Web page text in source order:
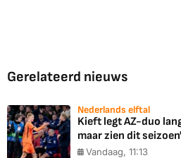
Gerelateerd nieuws
Nederlands elftal
Kieft legt AZ-duo
maar zien dit seizoen'
Vandaag, 11:13